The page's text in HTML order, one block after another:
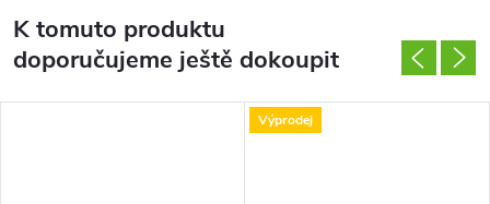
K tomuto produktu
doporučujeme ještě dokoupit
Výprodej